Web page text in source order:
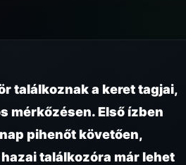
találkoznak a keret tagjai,
mérkőzésen. Első ízben
pihenőt követően,
találkozóra már lehet